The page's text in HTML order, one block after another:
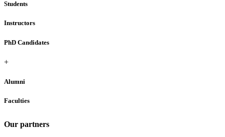
Students
Instructors
PhD Candidates
+
Alumni
Faculties
Our partners